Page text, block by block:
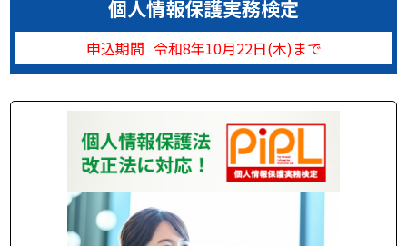
個人情報保護実務検定
申込期間 令和8年10月22日(木)まで